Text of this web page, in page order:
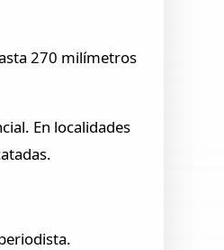
270 milímetros
En localidades